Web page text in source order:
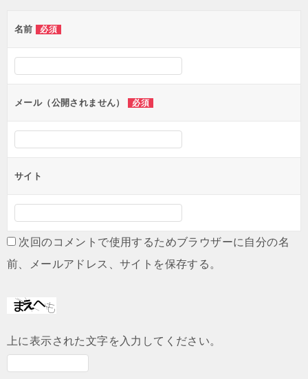
ー
シ
ン
名前 必須
メール（公開されません） 必須
サイト
次回のコメントで使用するためブラウザーに自分の名
前、メールアドレス、サイトを保存する。
上に表示された文字を入力してください。